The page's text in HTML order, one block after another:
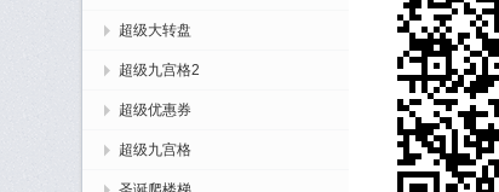
超级大转盘
超级九宫格2
超级优惠券
超级九宫格